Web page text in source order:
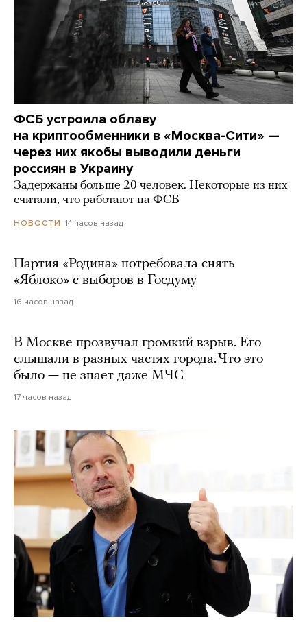
ФСБ устроила облаву
на криптообменники в «Москва-Сити» —
через них якобы выводили деньги
россиян в Украину
Задержаны больше 20 человек. Некоторые из них
считали, что работают на ФСБ
НОВОСТИ 14 часов назад
Партия «Родина» потребовала снять
«Яблоко» с выборов в Госдуму
16 часов назад
В Москве прозвучал громкий взрыв. Его
слышали в разных частях города. Что это
было — не знает даже МЧС
17 часов назад